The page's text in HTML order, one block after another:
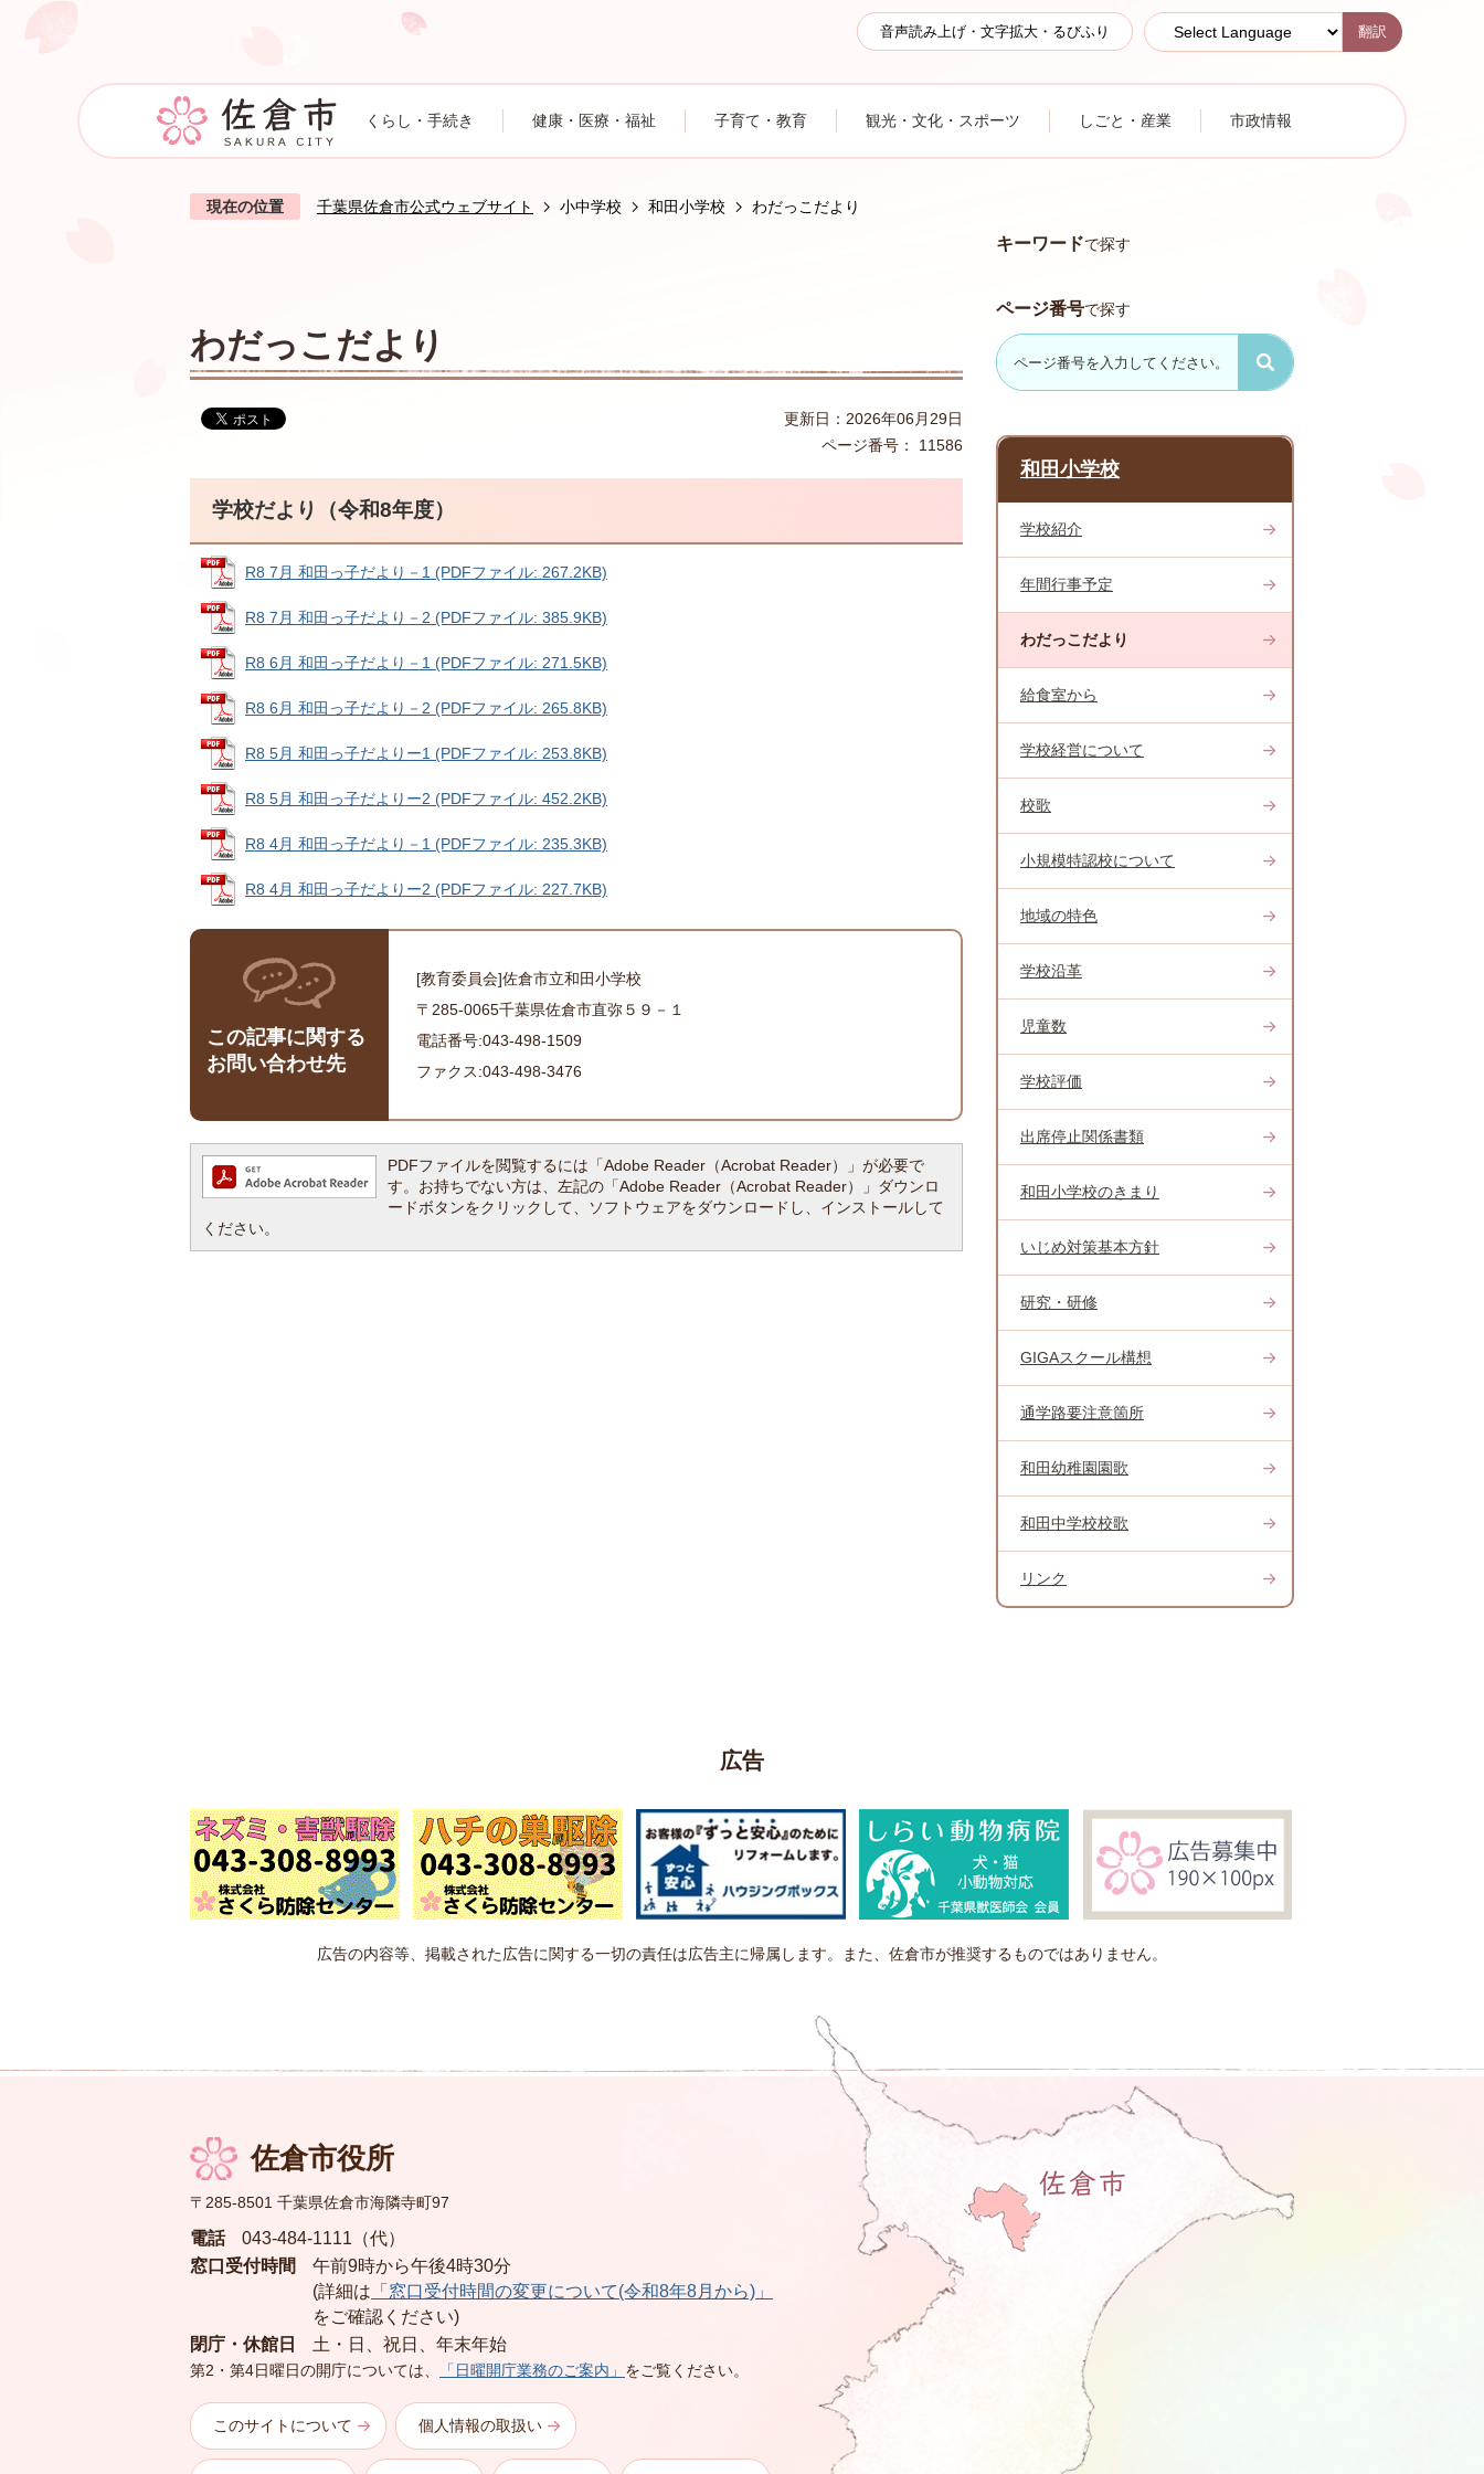
音声読み上げ・文字拡大・るびふり 翻訳
くらし・手続き 健康・医療・福祉 子育て・教育 観光・文化・スポーツ しごと・産業 市政情報
現在の位置 千葉県佐倉市公式ウェブサイト 小中学校 和田小学校 わだっこだより
わだっこだより
更新日：2026年06月29日
ページ番号：
11586
学校だより（令和8年度）
R8 7月 和田っ子だより－1 (PDFファイル: 267.2KB)
R8 7月 和田っ子だより－2 (PDFファイル: 385.9KB)
R8 6月 和田っ子だより－1 (PDFファイル: 271.5KB)
R8 6月 和田っ子だより－2 (PDFファイル: 265.8KB)
R8 5月 和田っ子だよりー1 (PDFファイル: 253.8KB)
R8 5月 和田っ子だよりー2 (PDFファイル: 452.2KB)
R8 4月 和田っ子だより－1 (PDFファイル: 235.3KB)
R8 4月 和田っ子だよりー2 (PDFファイル: 227.7KB)
この記事に関する
お問い合わせ先
[教育委員会]佐倉市立和田小学校
〒285-0065千葉県佐倉市直弥５９－１
電話番号:043-498-1509
ファクス:043-498-3476
PDFファイルを閲覧するには「Adobe Reader（Acrobat Reader）」が必要で
す。お持ちでない方は、左記の「Adobe Reader（Acrobat Reader）」ダウンロ
ードボタンをクリックして、ソフトウェアをダウンロードし、インストールして
ください。
キーワードで探す
ページ番号で探す
和田小学校
学校紹介
年間行事予定
わだっこだより
給食室から
学校経営について
校歌
小規模特認校について
地域の特色
学校沿革
児童数
学校評価
出席停止関係書類
和田小学校のきまり
いじめ対策基本方針
研究・研修
GIGAスクール構想
通学路要注意箇所
和田幼稚園園歌
和田中学校校歌
リンク
広告
広告の内容等、掲載された広告に関する一切の責任は広告主に帰属します。また、佐倉市が推奨するものではありません。
佐倉市役所
〒285-8501 千葉県佐倉市海隣寺町97
電話
043-484-1111（代）
窓口受付時間
午前9時から午後4時30分
(詳細は 「窓口受付時間の変更について(令和8年8月から)」
をご確認ください)
閉庁・休館日
土・日、祝日、年末年始
第2・第4日曜日の開庁については、 「日曜開庁業務のご案内」 をご覧ください。
このサイトについて 個人情報の取扱い